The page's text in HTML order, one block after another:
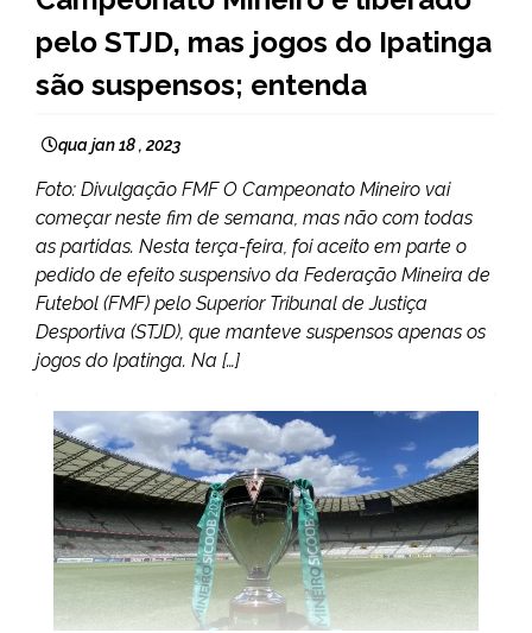
pelo STJD, mas jogos do Ipatinga
são suspensos; entenda
qua jan 18 , 2023
Foto: Divulgação FMF O Campeonato Mineiro vai
começar neste fim de semana, mas não com todas
as partidas. Nesta terça-feira, foi aceito em parte o
pedido de efeito suspensivo da Federação Mineira de
Futebol (FMF) pelo Superior Tribunal de Justiça
Desportiva (STJD), que manteve suspensos apenas os
jogos do Ipatinga. Na […]